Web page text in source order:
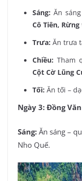
Sáng: Ăn
Cô Tiên,
Trưa: Ăn trưa
Chiều: Tham
Cột Cờ Lũng
Tối: Ăn tối –
Ngày 3: Đồng
Sáng: Ăn sáng –
Nho Quế.